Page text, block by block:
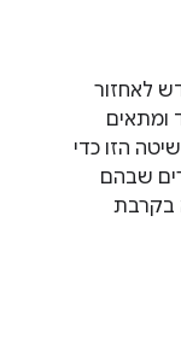
לאחזור
ומתאים
הזו כדי
שבהם
בקרבת